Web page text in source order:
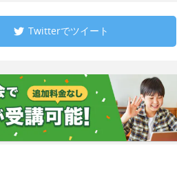
Twitterでツイート